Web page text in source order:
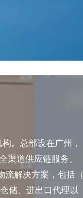
。总部设在广州，
渠道供应链服务。
流解决方案，包括（
储、进出口代理以